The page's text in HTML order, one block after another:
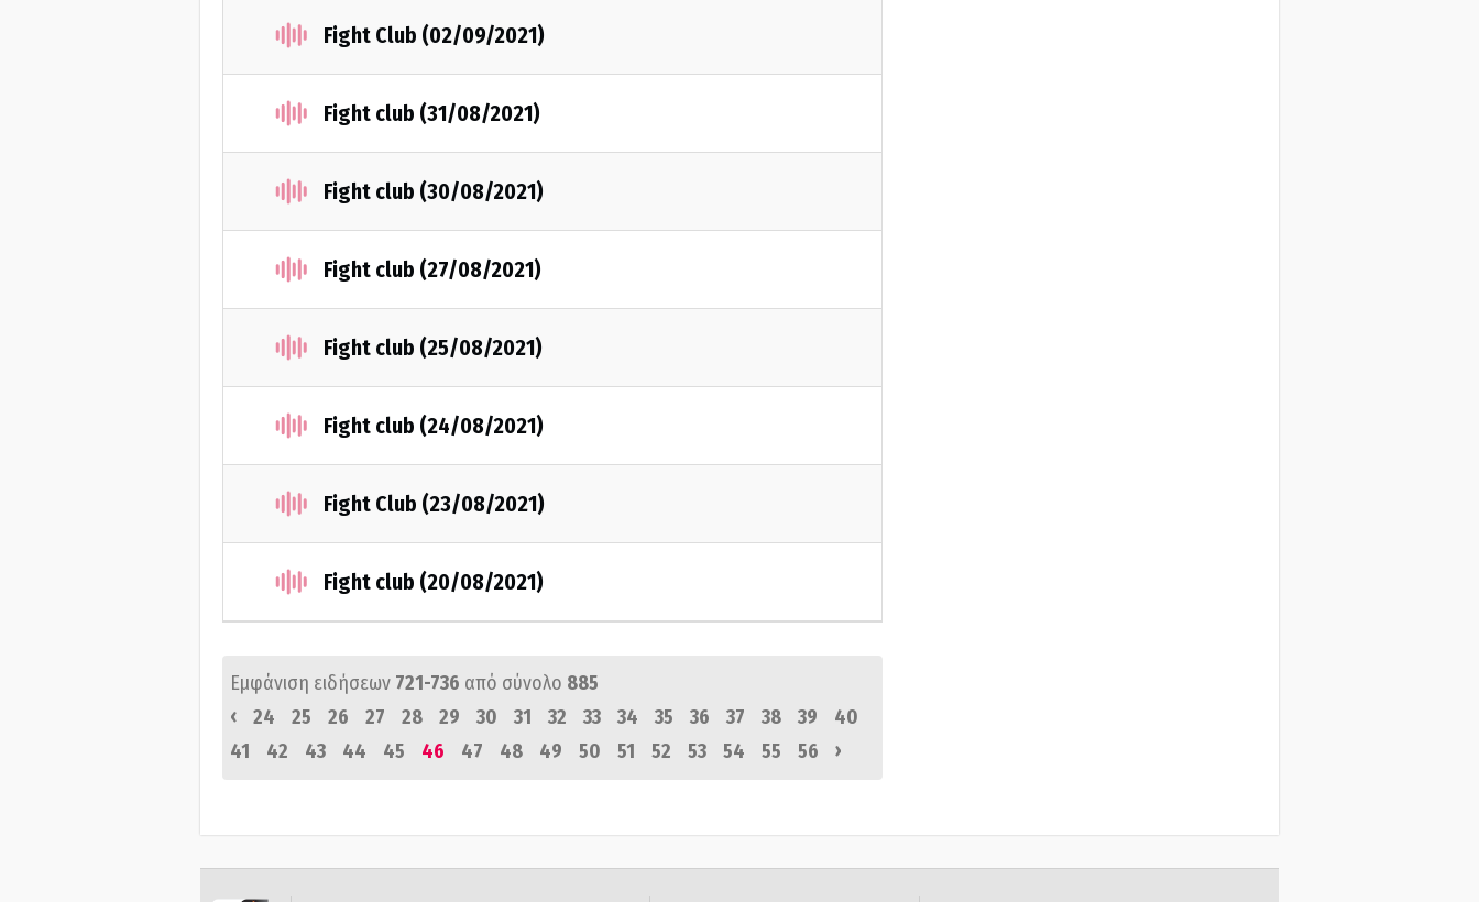
Fight Club (02/09/2021)
Fight club (31/08/2021)
Fight club (30/08/2021)
Fight club (27/08/2021)
Fight club (25/08/2021)
Fight club (24/08/2021)
Fight Club (23/08/2021)
Fight club (20/08/2021)
Εμφάνιση ειδήσεων 721-736 από σύνολο 885
‹
24 25 26 27 28 29 30 31 32 33 34 35 36 37 38 39
40
41
42 43 44 45 46 47 48 49 50 51 52 53 54 55 56 ›